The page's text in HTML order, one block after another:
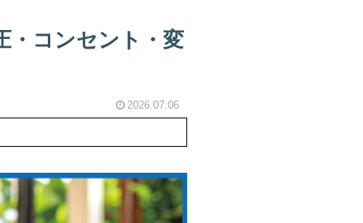
・コンセント・変
2026.07.06